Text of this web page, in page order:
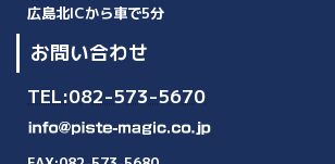
広島北ICから車で5分
お問い合わせ
TEL:082-573-5670